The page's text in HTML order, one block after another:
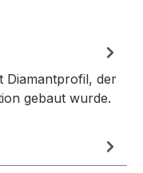
Diamantprofil, der
gebaut wurde.